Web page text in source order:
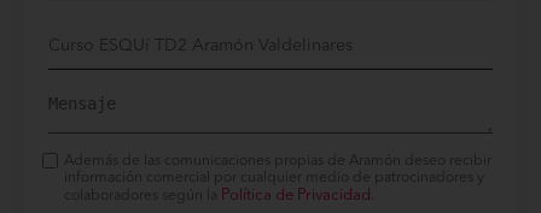
Además de las comunicaciones propias de Aramón deseo recibir
información comercial por cualquier medio de patrocinadores y
colaboradores según la
Política de Privacidad.